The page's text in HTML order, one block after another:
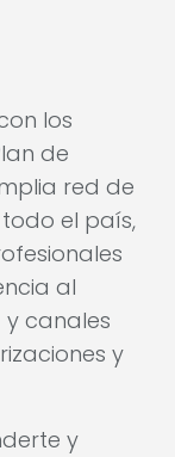
los
de
red de
el país,
al
y canales
y
y